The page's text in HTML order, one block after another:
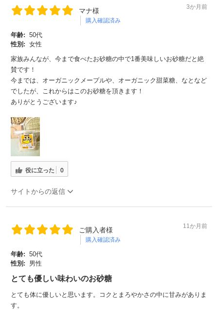
マナ様
購入確認済み
3か月前
年齢: 50代
性別: 女性
家族みんなが、今まで食べたお砂糖の中で1番美味しいお砂糖だと絶
賛です！
今までは、オーガニックメープルや、オーガニック甜菜糖、なとなど
でしたが、これからはこのお砂糖を頂きます！
ありがとうございます♪
役に立った 0
サイトからの返信
ご購入者様
購入確認済み
11か月前
年齢: 50代
性別:
男性
とても優しい味わいのお砂糖
とても体に優しいと思います。コクとまろやかさの中に甘みがありま
す。